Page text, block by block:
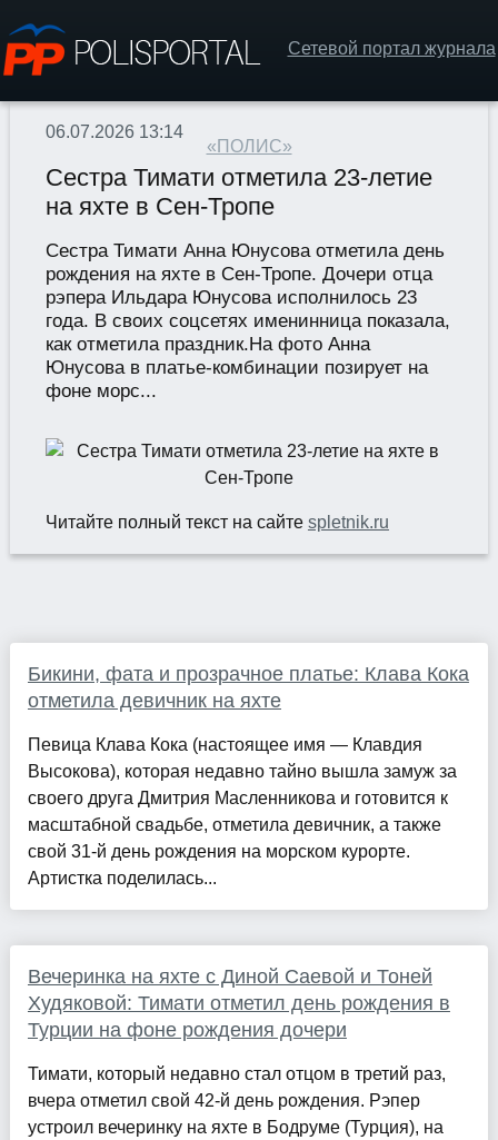
Сетевой портал журнала
«ПОЛИС»
06.07.2026 13:14
Сестра Тимати отметила 23-летие
на яхте в Сен-Тропе
Сестра Тимати Анна Юнусова отметила день
рождения на яхте в Сен-Тропе. Дочери отца
рэпера Ильдара Юнусова исполнилось 23
года. В своих соцсетях именинница показала,
как отметила праздник.На фото Анна
Юнусова в платье-комбинации позирует на
фоне морс...
Читайте полный текст на сайте spletnik.ru
Бикини, фата и прозрачное платье: Клава Кока
отметила девичник на яхте
Певица Клава Кока (настоящее имя — Клавдия
Высокова), которая недавно тайно вышла замуж за
своего друга Дмитрия Масленникова и готовится к
масштабной свадьбе, отметила девичник, а также
свой 31-й день рождения на морском курорте.
Артистка поделилась...
Вечеринка на яхте с Диной Саевой и Тоней
Худяковой: Тимати отметил день рождения в
Турции на фоне рождения дочери
Тимати, который недавно стал отцом в третий раз,
вчера отметил свой 42-й день рождения. Рэпер
устроил вечеринку на яхте в Бодруме (Турция), на